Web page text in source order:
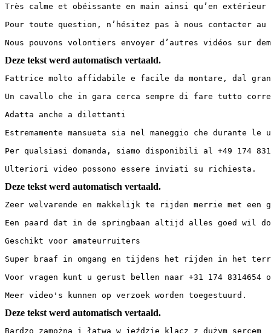
Très calme et obéissante en main ainsi qu’en extérieur
Pour toute question, n’hésitez pas à nous contacter au
Nous pouvons volontiers envoyer d’autres vidéos sur
Deze tekst werd automatisch vertaald.
Fattrice molto affidabile e facile da montare, dal
Un cavallo che in gara cerca sempre di fare tutto
Adatta anche a dilettanti
Estremamente mansueta sia nel maneggio che durante le
Per qualsiasi domanda, siamo disponibili al +49 174
Ulteriori video possono essere inviati su richiesta.
Deze tekst werd automatisch vertaald.
Zeer welvarende en makkelijk te rijden merrie met een
Een paard dat in de springbaan altijd alles goed wil
Geschikt voor amateurruiters
Super braaf in omgang en tijdens het rijden in het
Voor vragen kunt u gerust bellen naar +31 174 8314654
Meer video's kunnen op verzoek worden toegestuurd.
Deze tekst werd automatisch vertaald.
Bardzo zamożna i łatwa w jeździe klacz z dużym sercem